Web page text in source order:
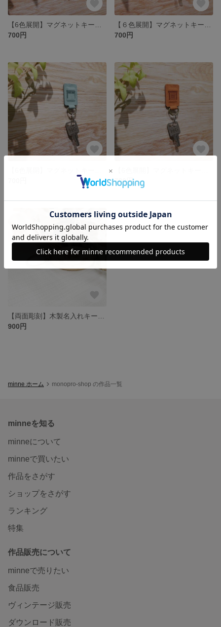
700円
700円
700円
900円
minne ホーム monopro-shop の作品一覧
minneを知る
minneについて
minneで買いたい
作品をさがす
ショップをさがす
ランキング
特集
作品販売について
minneで売りたい
食品販売
ヴィンテージ販売
ダウンロード販売